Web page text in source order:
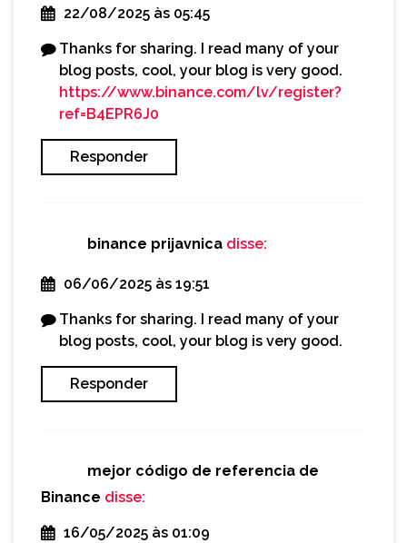
22/08/2025 às 05:45
Thanks for sharing. I read many of your
blog posts, cool, your blog is very good.
https://www.binance.com/lv/register?
ref=B4EPR6J0
Responder
binance prijavnica disse:
06/06/2025 às 19:51
Thanks for sharing. I read many of your
blog posts, cool, your blog is very good.
Responder
mejor código de referencia de
Binance disse:
16/05/2025 às 01:09